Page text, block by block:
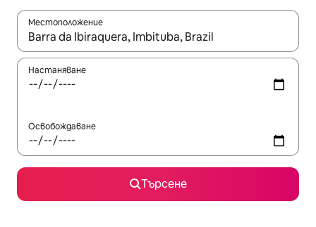
Местоположение
Когато резултатите се покажат, използвайте
Настаняване
Освобождаване
Търсене